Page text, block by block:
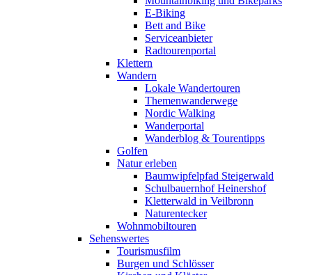
E-Biking
Bett and Bike
Serviceanbieter
Radtourenportal
Klettern
Wandern
Lokale Wandertouren
Themenwanderwege
Nordic Walking
Wanderportal
Wanderblog & Tourentipps
Golfen
Natur erleben
Baumwipfelpfad Steigerwald
Schulbauernhof Heinershof
Kletterwald in Veilbronn
Naturentecker
Wohnmobiltouren
Sehenswertes
Tourismusfilm
Burgen und Schlösser